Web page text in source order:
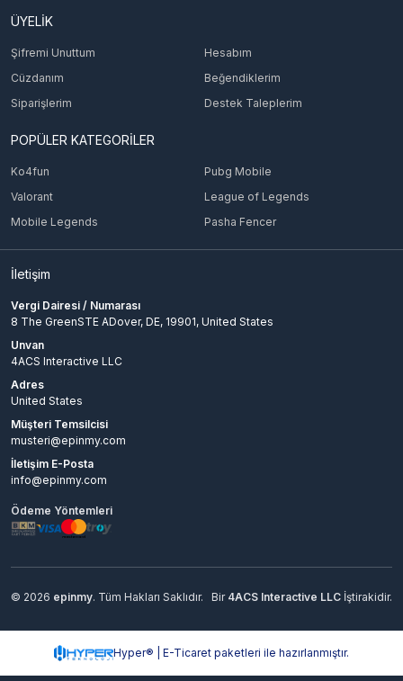
ÜYELİK
Şifremi Unuttum
Hesabım
Cüzdanım
Beğendiklerim
Siparişlerim
Destek Taleplerim
POPÜLER KATEGORİLER
Ko4fun
Pubg Mobile
Valorant
League of Legends
Mobile Legends
Pasha Fencer
İletişim
Vergi Dairesi / Numarası
8 The GreenSTE ADover, DE, 19901, United States
Unvan
4ACS Interactive LLC
Adres
United States
Müşteri Temsilcisi
musteri@epinmy.com
İletişim E-Posta
info@epinmy.com
Ödeme Yöntemleri
© 2026 epinmy. Tüm Hakları Saklıdır. Bir 4ACS Interactive LLC İştirakidir.
Hyper® | E-Ticaret paketleri ile hazırlanmıştır.